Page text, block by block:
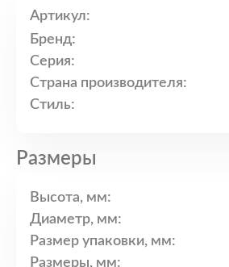
Артикул:
Бренд:
Серия:
Страна производителя:
Стиль:
Размеры
Высота, мм:
Диаметр, мм:
Размер упаковки, мм:
Размеры, мм: